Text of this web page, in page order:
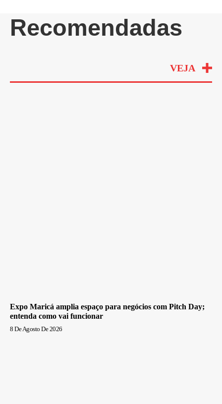
Recomendadas
VEJA
Expo Maricá amplia espaço para negócios com Pitch Day;
entenda como vai funcionar
8 De Agosto De 2026